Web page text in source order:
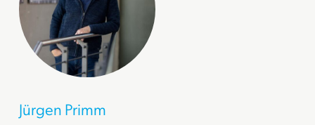
Jürgen Primm